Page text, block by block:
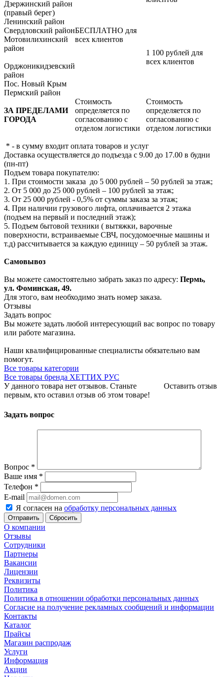
Дзержинский район
(правый берег)
Ленинский район
Свердловский район
Мотовилихинский
район
Орджоникидзевский
район
Пос. Новый Крым
Пермский район
БЕСПЛАТНО для
всех клиентов
1 100 рублей для
всех клиентов
ЗА ПРЕДЕЛАМИ
ГОРОДА
Стоимость
определяется по
согласованию с
отделом логистики
Стоимость
определяется по
согласованию с
отделом логистики
* - в сумму входит оплата товаров и услуг
Доставка осуществляется до подъезда с 9.00 до 17.00 в будни
(пн-пт)
Подъем товара покупателю:
1. При стоимости заказа до 5 000 рублей – 50 рублей за этаж;
2. От 5 000 до 25 000 рублей – 100 рублей за этаж;
3. От 25 000 рублей - 0,5% от суммы заказа за этаж;
4. При наличии грузового лифта, оплачивается 2 этажа
(подъем на первый и последний этаж);
5. Подъем бытовой техники ( вытяжки, варочные
поверхности, встраиваемые СВЧ, посудомоечные машины и
т.д) рассчитывается за каждую единицу – 50 рублей за этаж.
Самовывоз
Вы можете самостоятельно забрать заказ по адресу: Пермь,
ул. Фоминская, 49.
Для этого, вам необходимо знать номер заказа.
Отзывы
Задать вопрос
Вы можете задать любой интересующий вас вопрос по товару
или работе магазина.
Наши квалифицированные специалисты обязательно вам
помогут.
Все товары категории
Все товары бренда ХЕТТИХ РУС
Оставить отзыв
У данного товара нет отзывов. Станьте
первым, кто оставил отзыв об этом товаре!
Задать вопрос
Вопрос *
Ваше имя *
Телефон *
E-mail
Я согласен на обработку персональных данных
Сбросить
О компании
Отзывы
Сотрудники
Партнеры
Вакансии
Лицензии
Реквизиты
Политика
Политика в отношении обработки персональных данных
Согласие на получение рекламных сообщений и информации
Контакты
Каталог
Прайсы
Магазин распродаж
Услуги
Информация
Акции